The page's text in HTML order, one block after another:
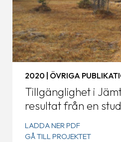
Tillgänglighet i
resultat från en
inkluderande
friluftsliv
2020 | ÖVRIGA
LADDA NER PDF
GÅ TILL PROJEKTET